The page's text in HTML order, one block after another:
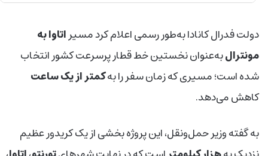
دولت فدرال کانادا به‌طور رسمی اعلام کرد مسیراتاوا به
مونترالبه‌عنوان نخستین خط قطار پرسرعت کشور انتخاب
شده است؛ مسیری که زمان سفر را بهکمتر از یک ساعت
کاهش می‌دهد.
به گفته وزیر حمل‌ونقل، این پروژه بخشی از یک کریدور عظیم